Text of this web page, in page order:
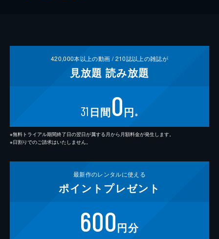
420,000本以上の動画 /210誌以上の雑誌が
見放題 読み放題
31 日間0円 ※
※無料トライアル期間終了日の翌日が属する月から月額料金が発生します。
※日割りでのご請求はいたしません。
最新作のレンタルに使える
ポイント プレゼント
600円分